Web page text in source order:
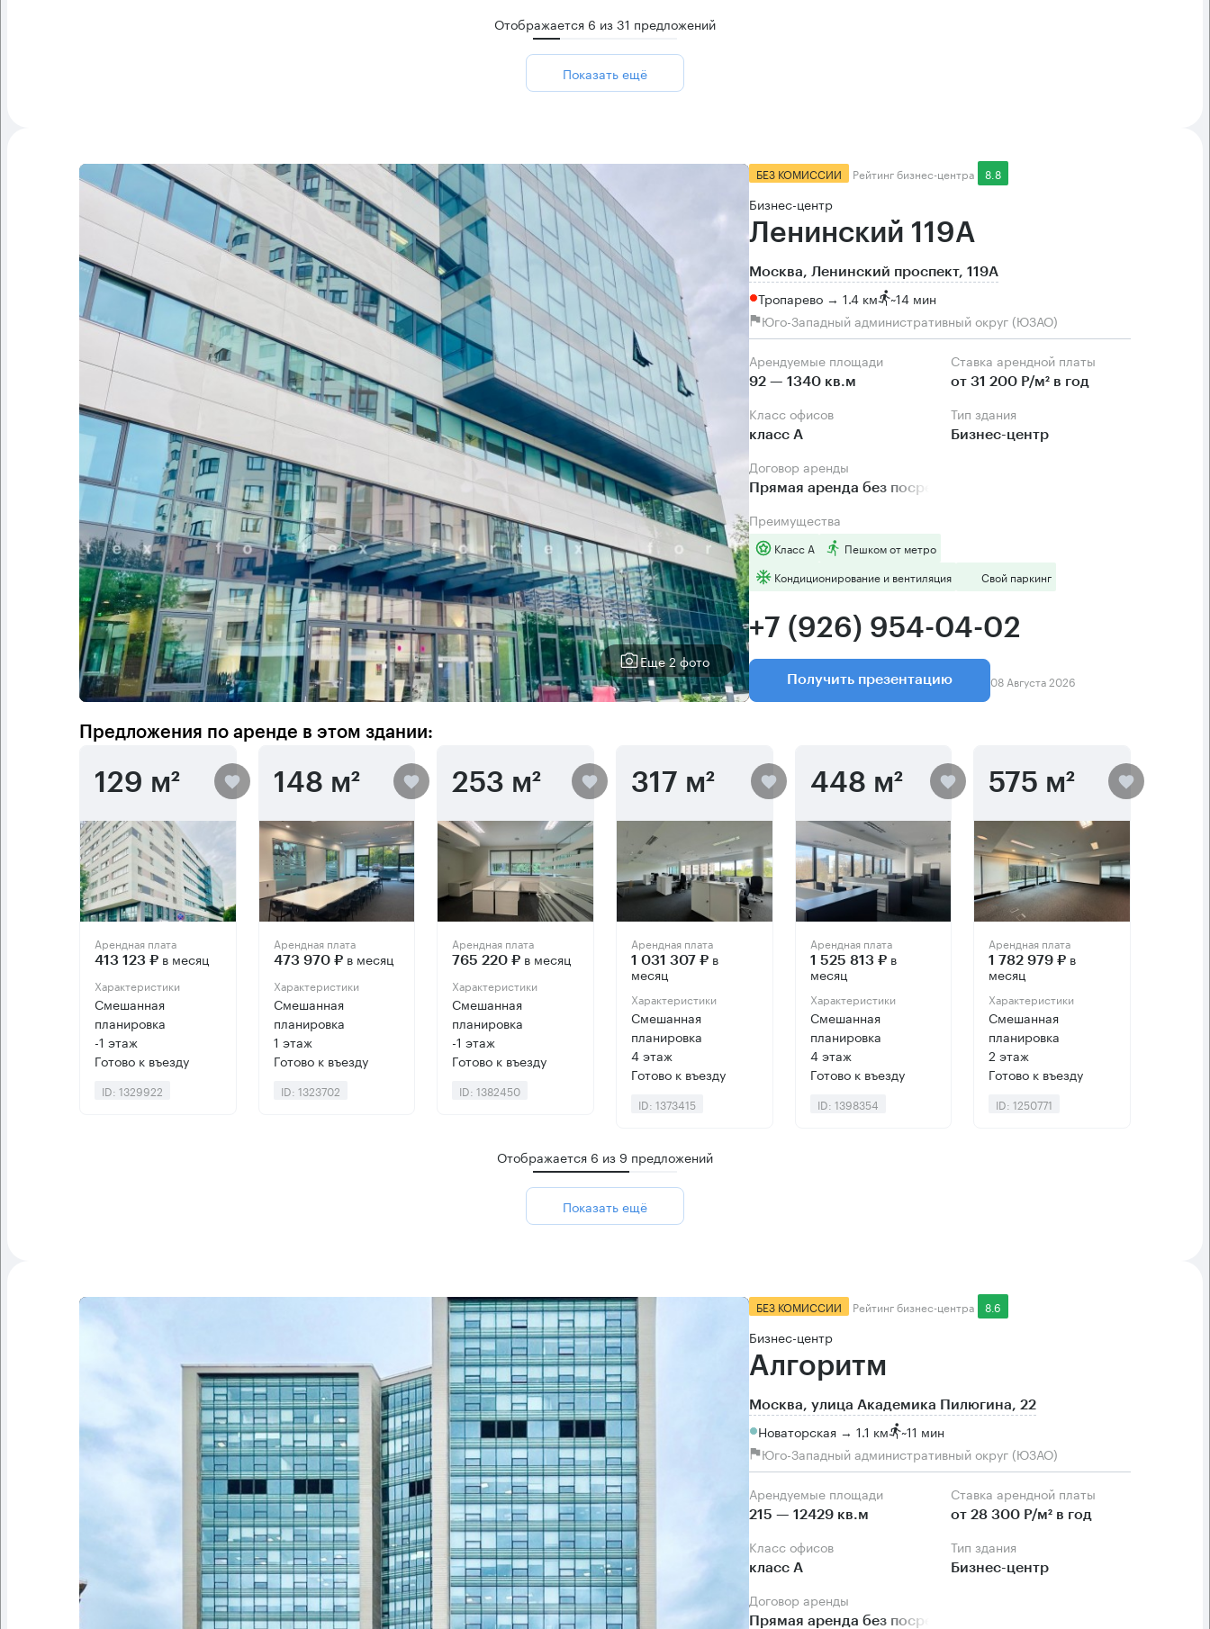
Отображается 6 из31 предложений
Показать ещё
Еще 2 фото
БЕЗ КОМИССИИ Рейтинг бизнес-центра 8.8
Бизнес-центр
Ленинский 119А
Москва, Ленинский проспект, 119А
Тропарево → 1.4 км ~14 мин
Юго-Западный административный округ (ЮЗАО)
Арендуемые площади
92 — 1340 кв.м
Ставка арендной платы
от 31 200 Р/м² в год
Класс офисов
класс А
Тип здания
Бизнес-центр
Договор аренды
Прямая аренда без посредников
Преимущества
Класс А
Пешком от метро
Кондиционирование и вентиляция
Свой паркинг
+7 (926) 954-04-02
Получить презентацию 08 Августа 2026
Предложения по аренде в этом здании:
129 м²
Арендная плата
413 123 ₽ в месяц
Характеристики
Смешанная
планировка
-1 этаж
Готово к въезду
ID: 1329922
148 м²
Арендная плата
473 970 ₽в месяц
Характеристики
Смешанная
планировка
1 этаж
Готово к въезду
ID: 1323702
253 м²
Арендная плата
765 220 ₽ в месяц
Характеристики
Смешанная
планировка
-1 этаж
Готово к въезду
ID: 1382450
317 м²
Арендная плата
1 031 307 ₽в
месяц
Характеристики
Смешанная
планировка
4 этаж
Готово к въезду
ID: 1373415
448 м²
Арендная плата
1 525 813 ₽в
месяц
Характеристики
Смешанная
планировка
4 этаж
Готово к въезду
ID: 1398354
575 м²
Арендная плата
1 782 979 ₽ в
месяц
Характеристики
Смешанная
планировка
2 этаж
Готово к въезду
ID: 1250771
Отображается 6 из 9 предложений
Показать ещё
БЕЗ КОМИССИИ Рейтинг бизнес-центра 8.6
Бизнес-центр
Алгоритм
Москва, улица Академика Пилюгина, 22
Новаторская → 1.1 км ~11 мин
Юго-Западный административный округ (ЮЗАО)
Арендуемые площади
215 — 12429 кв.м
Ставка арендной платы
от 28 300 Р/м² в год
Класс офисов
класс А
Тип здания
Бизнес-центр
Договор аренды
Прямая аренда без посредников